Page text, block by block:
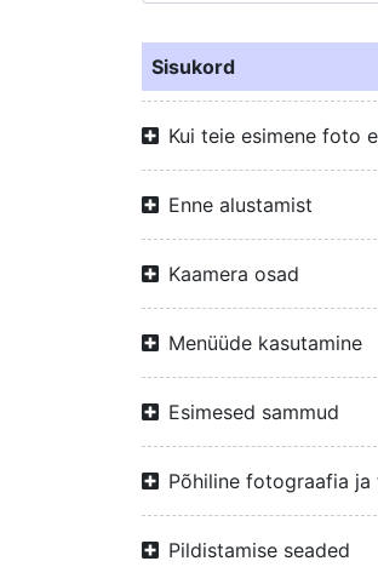
Sisukord
Kui teie esimene foto
Enne alustamist
Kaamera osad
Menüüde kasutamine
Esimesed sammud
Põhiline fotograafia ja
Pildistamise seaded